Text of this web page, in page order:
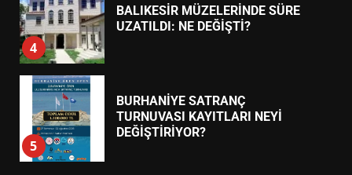
4
BALIKESİR MÜZELERİNDE SÜRE
UZATILDI: NE DEĞİŞTİ?
5
BURHANİYE SATRANÇ
TURNUVASI KAYITLARI NEYİ
DEĞİŞTİRİYOR?